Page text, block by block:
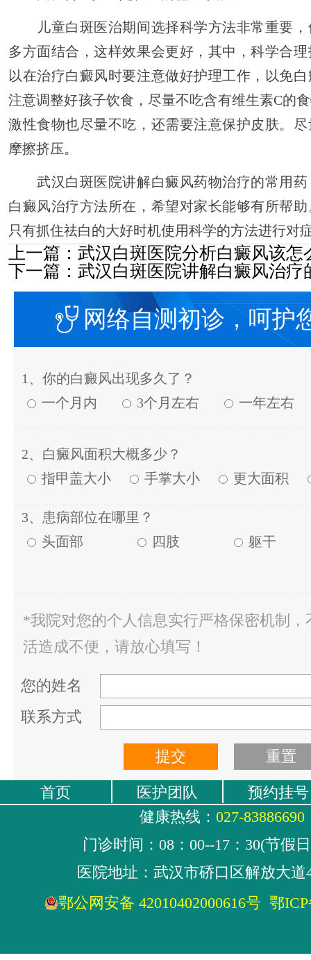
儿童白斑医治期间选择科学方法非常重要，
多方面结合，这样效果会更好，其中，科学合
以在治疗白癜风时要注意做好护理工作，以免
注意调整好孩子饮食，尽量不吃含有维生素C的
激性食物也尽量不吃，还需要注意保护皮肤。
摩擦挤压。
武汉白斑医院讲解白癜风药物治疗的常用药
白癜风治疗方法所在，希望对家长能够有所帮
只有抓住祛白的大好时机使用科学的方法进行对
上一篇： 武汉白斑医院分析白癜风该怎
下一篇： 武汉白斑医院讲解白癜风治疗
网络自测初诊，呵护
1、你的白癜风出现多久了？
一个月内
3个月左右 一年左右
2、白癜风面积大概多少？
指甲盖大小
手掌大小 更大面积
3、患病部位在哪里？
头面部
四肢 躯干
*我院对您的个人信息实行严格保密机制，
活造成不便，请放心填写！
您的姓名
联系方式
首页 医护团队
预约挂号
健康热线： 027-83886690
门诊时间：08：00--17：30(节假
医院地址：武汉市硚口区解放大道
鄂公网安备 42010402000616号 鄂